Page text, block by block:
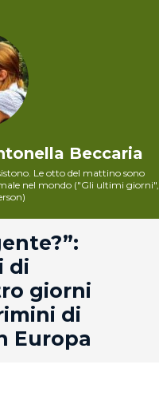
Beccaria
Le otto del mattino sono
nel mondo ("Gli ultimi giorni",
di
giorni
di
Europa